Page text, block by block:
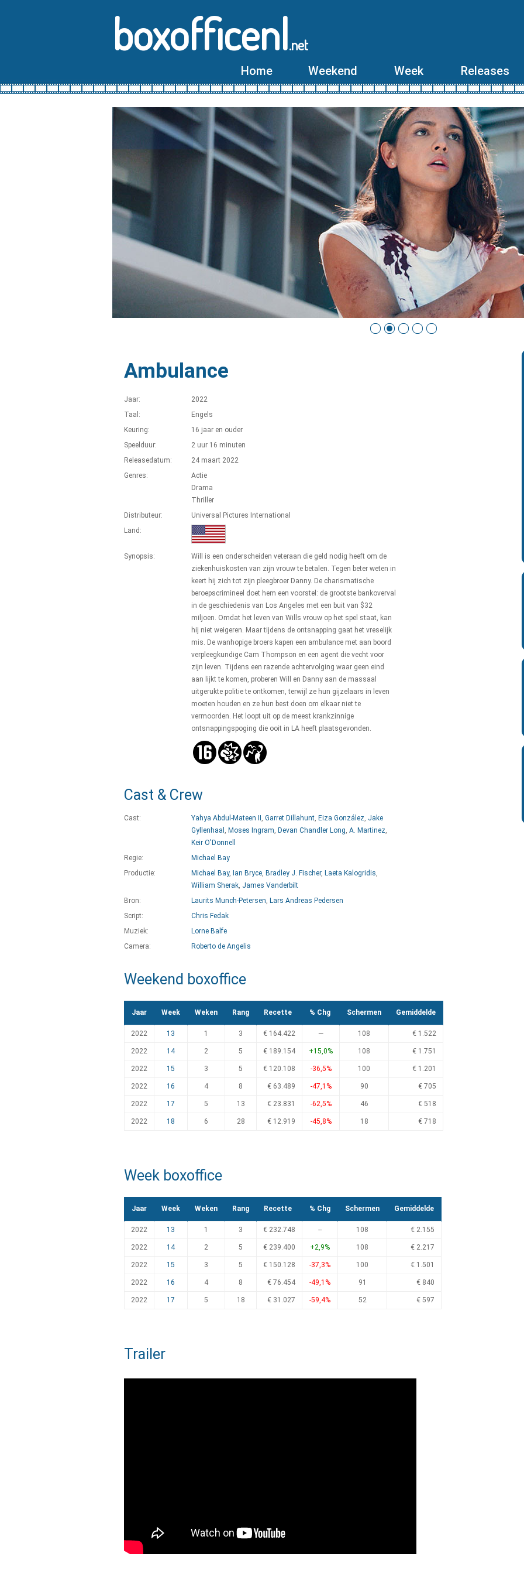
boxofficenl.net
Home Weekend Week Releases
Ambulance
Jaar:
2022
Taal:
Engels
Keuring:
16 jaar en ouder
Speelduur:
2 uur 16 minuten
Releasedatum:
24 maart 2022
Genres:
Actie
Drama
Thriller
Distributeur:
Universal Pictures International
Land:
Synopsis:
Will is een onderscheiden veteraan die geld nodig heeft om de
ziekenhuiskosten van zijn vrouw te betalen. Tegen beter weten in
keert hij zich tot zijn pleegbroer Danny. De charismatische
beroepscrimineel doet hem een voorstel: de grootste bankoverval
in de geschiedenis van Los Angeles met een buit van $32
miljoen. Omdat het leven van Wills vrouw op het spel staat, kan
hij niet weigeren. Maar tijdens de ontsnapping gaat het vreselijk
mis. De wanhopige broers kapen een ambulance met aan boord
verpleegkundige Cam Thompson en een agent die vecht voor
zijn leven. Tijdens een razende achtervolging waar geen eind
aan lijkt te komen, proberen Will en Danny aan de massaal
uitgerukte politie te ontkomen, terwijl ze hun gijzelaars in leven
moeten houden en ze hun best doen om elkaar niet te
vermoorden. Het loopt uit op de meest krankzinnige
ontsnappingspoging die ooit in LA heeft plaatsgevonden.
Cast & Crew
Cast: Yahya Abdul-Mateen II , Garret Dillahunt, Eiza González, Jake
Gyllenhaal , Moses Ingram, Devan Chandler Long, A. Martinez,
Keir O'Donnell
Regie:
Michael Bay
Productie:
Michael Bay, Ian Bryce, Bradley J. Fischer, Laeta Kalogridis,
William Sherak, James Vanderbilt
Bron:
Laurits Munch-Petersen, Lars Andreas Pedersen
Script:
Chris Fedak
Muziek:
Lorne Balfe
Camera:
Roberto de Angelis
Weekend boxoffice
Jaar Week Weken Rang Recette % Chg Schermen Gemiddelde
2022 13 1 3 € 164.422 — 108 € 1.522
2022 14 2 5 € 189.154 +15,0% 108 € 1.751
2022 15 3 5 € 120.108 -36,5% 100 € 1.201
2022 16 4 8 € 63.489 -47,1% 90 € 705
2022 17 5 13 € 23.831 -62,5% 46 € 518
2022 18 6 28 € 12.919 -45,8% 18 € 718
Week boxoffice
Jaar Week Weken Rang Recette % Chg Schermen Gemiddelde
2022 13 1 3 € 232.748 -- 108 € 2.155
2022 14 2 5 € 239.400 +2,9% 108 € 2.217
2022 15 3 5 € 150.128 -37,3% 100 € 1.501
2022 16 4 8 € 76.454 -49,1% 91 € 840
2022 17 5 18 € 31.027 -59,4% 52 € 597
Trailer